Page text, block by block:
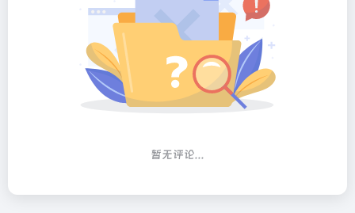
暂无评论...